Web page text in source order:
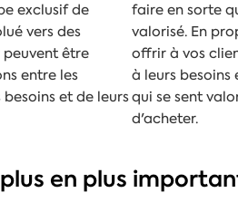
exclusif de
vers des
être
entre les
et de leurs
faire en sorte
valorisé. En
offrir à vos
à leurs
qui se sent
d'acheter.
en plus